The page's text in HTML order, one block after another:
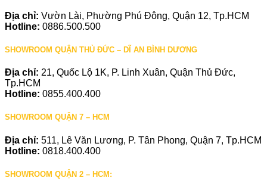
Địa chỉ: Vườn Lài, Phường Phú Đông, Quận 12, Tp.HCM
Hotline: 0886.500.500
SHOWROOM QUẬN THỦ ĐỨC – DĨ AN BÌNH DƯƠNG
Địa chỉ: 21, Quốc Lộ 1K, P. Linh Xuân, Quận Thủ Đức,
Tp.HCM
Hotline: 0855.400.400
SHOWROOM QUẬN 7 – HCM
Địa chỉ: 511, Lê Văn Lương, P. Tân Phong, Quận 7, Tp.HCM
Hotline: 0818.400.400
SHOWROOM QUẬN 2 – HCM: